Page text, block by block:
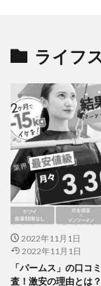
ライフ
2022年11月1日
2022年11月1日
「パームス」の口コ
査！激安の理由とは？